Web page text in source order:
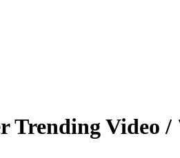
Trending Video